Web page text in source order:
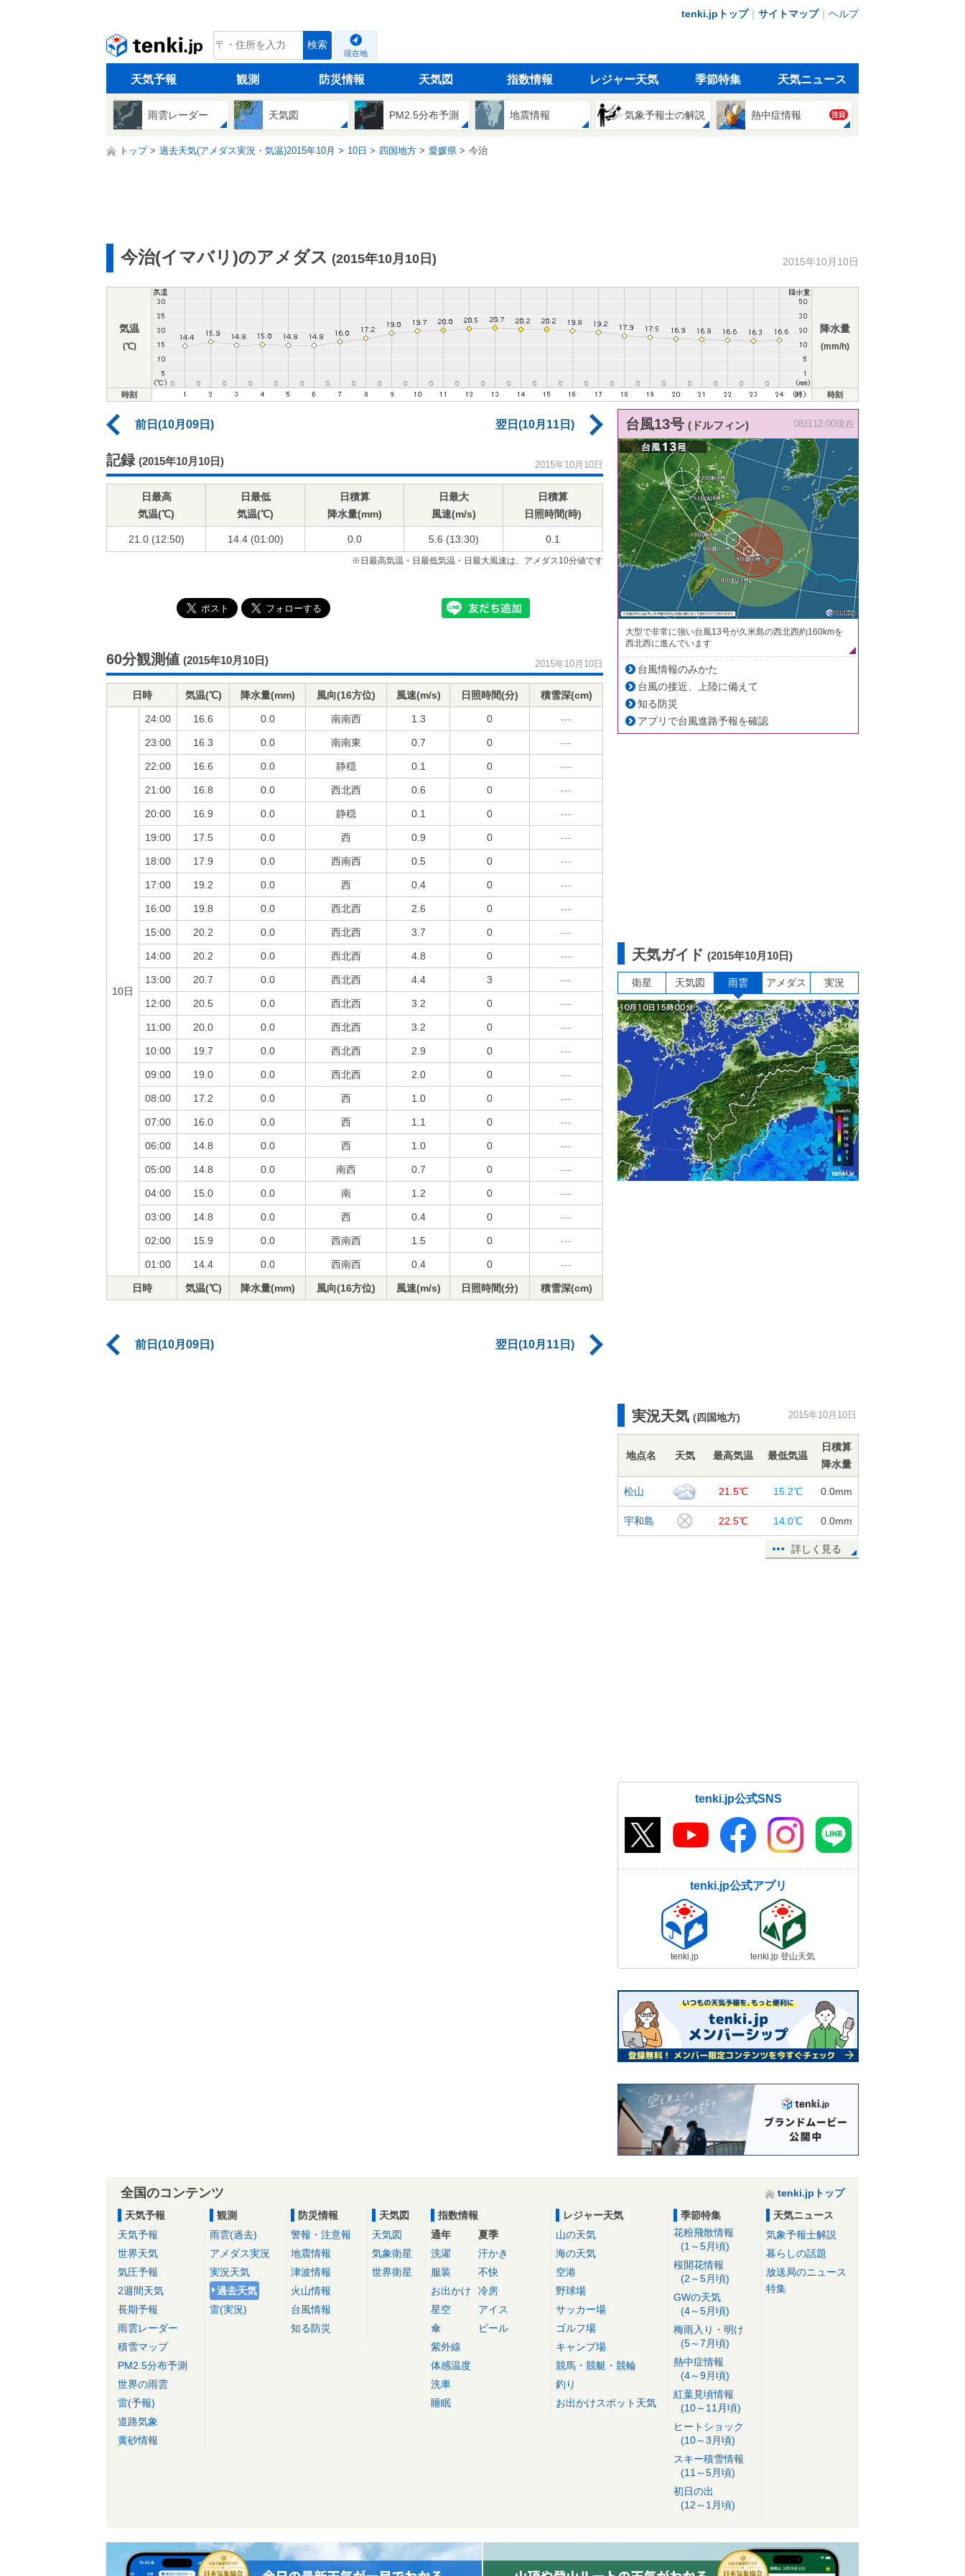
tenki.jpトップ｜ サイトマップ｜ ヘルプ
tenki.jp 検索
現在地
天気予報 観測 防災情報 天気図 指数情報 レジャー天気 季節特集 天気ニュース
雨雲レーダー 天気図 PM2.5分布予測 地震情報 気象予報士の解説 熱中症情報 注目
トップ 過去天気(アメダス実況・気温)2015年10月 10日 四国地方 愛媛県 今治
今治(イマバリ)のアメダス (2015年10月10日) 2015年10月10日
気温
(℃)
降水量
(mm/h)
時刻 時刻
前日(10月09日) 翌日(10月11日)
記録 (2015年10月10日) 2015年10月10日
日最高
気温(℃)
日最低
気温(℃)
日積算
降水量(mm)
日最大
風速(m/s)
日積算
日照時間(時)
21.0 (12:50) 14.4 (01:00) 0.0 5.6 (13:30) 0.1
※日最高気温・日最低気温・日最大風速は、アメダス10分値です
60分観測値 (2015年10月10日) 2015年10月10日
日時 気温(℃) 降水量(mm) 風向(16方位) 風速(m/s) 日照時間(分) 積雪深(cm)
10日
24:00 16.6 0.0 南南西 1.3 0 ---
23:00 16.3 0.0 南南東 0.7 0 ---
22:00 16.6 0.0 静穏 0.1 0 ---
21:00 16.8 0.0 西北西 0.6 0 ---
20:00 16.9 0.0 静穏 0.1 0 ---
19:00 17.5 0.0 西 0.9 0 ---
18:00 17.9 0.0 西南西 0.5 0 ---
17:00 19.2 0.0 西 0.4 0 ---
16:00 19.8 0.0 西北西 2.6 0 ---
15:00 20.2 0.0 西北西 3.7 0 ---
14:00 20.2 0.0 西北西 4.8 0 ---
13:00 20.7 0.0 西北西 4.4 3 ---
12:00 20.5 0.0 西北西 3.2 0 ---
11:00 20.0 0.0 西北西 3.2 0 ---
10:00 19.7 0.0 西北西 2.9 0 ---
09:00 19.0 0.0 西北西 2.0 0 ---
08:00 17.2 0.0 西 1.0 0 ---
07:00 16.0 0.0 西 1.1 0 ---
06:00 14.8 0.0 西 1.0 0 ---
05:00 14.8 0.0 南西 0.7 0 ---
04:00 15.0 0.0 南 1.2 0 ---
03:00 14.8 0.0 西 0.4 0 ---
02:00 15.9 0.0 西南西 1.5 0 ---
01:00 14.4 0.0 西南西 0.4 0 ---
日時 気温(℃) 降水量(mm) 風向(16方位) 風速(m/s) 日照時間(分) 積雪深(cm)
前日(10月09日) 翌日(10月11日)
台風13号 (ドルフィン) 08日12:00現在
大型で非常に強い台風13号が久米島の西北西約160kmを
西北西に進んでいます
台風情報のみかた
台風の接近、上陸に備えて
知る防災
アプリで台風進路予報を確認
天気ガイド (2015年10月10日)
衛星 天気図 雨雲 アメダス 実況
実況天気 (四国地方) 2015年10月10日
地点名 天気 最高気温 最低気温
日積算
降水量
松山 21.5℃ 15.2℃ 0.0mm
宇和島 22.5℃ 14.0℃ 0.0mm
詳しく見る
tenki.jp公式SNS
tenki.jp公式アプリ
tenki.jp tenki.jp 登山天気
全国のコンテンツ
tenki.jpトップ
天気予報
天気予報
世界天気
気圧予報
2週間天気
長期予報
雨雲レーダー
積雪マップ
PM2.5分布予測
世界の雨雲
雷(予報)
道路気象
黄砂情報
観測
雨雲(過去)
アメダス実況
実況天気
過去天気
雷(実況)
防災情報
警報・注意報
地震情報
津波情報
火山情報
台風情報
知る防災
天気図
天気図
気象衛星
世界衛星
指数情報
通年
洗濯
服装
お出かけ
星空
傘
紫外線
体感温度
洗車
睡眠
夏季
汗かき
不快
冷房
アイス
ビール
レジャー天気
山の天気
海の天気
空港
野球場
サッカー場
ゴルフ場
キャンプ場
競馬・競艇・競輪
釣り
お出かけスポット天気
季節特集
花粉飛散情報
(1～5月頃)
桜開花情報
(2～5月頃)
GWの天気
(4～5月頃)
梅雨入り・明け
(5～7月頃)
熱中症情報
(4～9月頃)
紅葉見頃情報
(10～11月頃)
ヒートショック
(10～3月頃)
スキー積雪情報
(11～5月頃)
初日の出
(12～1月頃)
天気ニュース
気象予報士解説
暮らしの話題
放送局のニュース
特集